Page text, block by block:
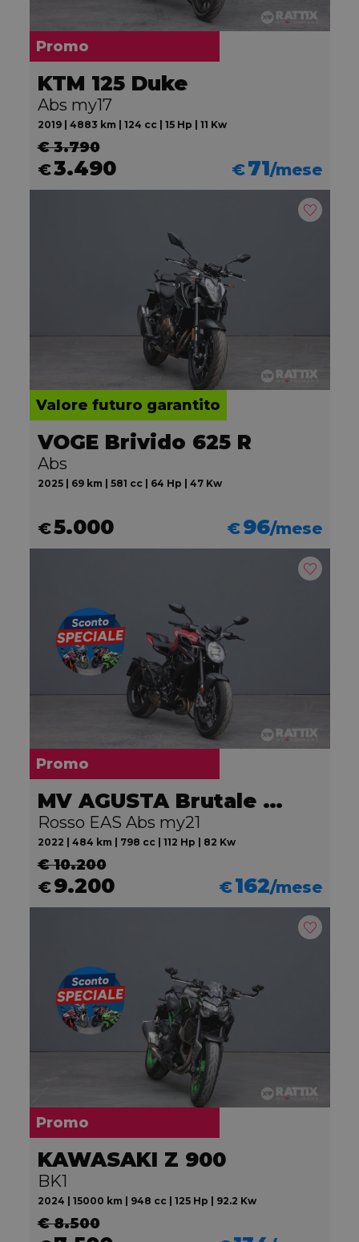
Promo
KTM 125 Duke
Abs my17
2019 | 4883 km | 124 cc | 15 Hp | 11 Kw
€ 3.790
€3.490 €71/mese
Valore futuro garantito
VOGE Brivido 625 R
Abs
2025 | 69 km | 581 cc | 64 Hp | 47 Kw
€5.000 €96/mese
Promo
MV AGUSTA Brutale 800
Rosso EAS Abs my21
2022 | 484 km | 798 cc | 112 Hp | 82 Kw
€ 10.200
€9.200 €162/mese
Promo
KAWASAKI Z 900
BK1
2024 | 15000 km | 948 cc | 125 Hp | 92.2 Kw
€ 8.500